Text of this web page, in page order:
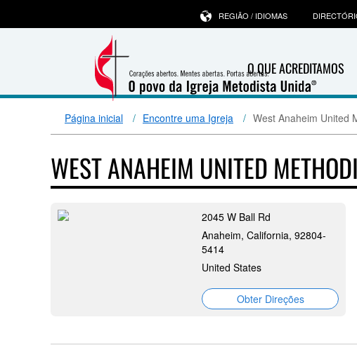
O QUE ACREDITAMOS
REGIÃO / IDIOMAS
Página inicial Encontre uma Igreja West Anaheim United
WEST ANAHEIM UNITED
2045 W Ball Rd
Anaheim, California, 92804-
5414
United States
Obter Direções